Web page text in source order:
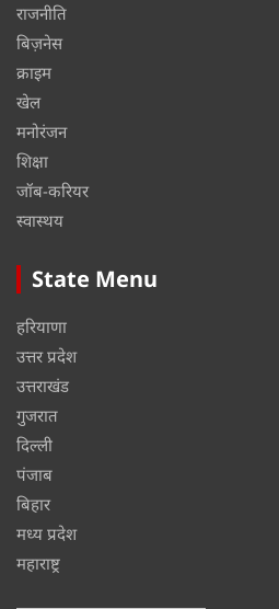
राजनीति
बिज़नेस
क्राइम
खेल
मनोरंजन
शिक्षा
जॉब-करियर
स्वास्थय
State Menu
हरियाणा
उत्तर प्रदेश
उत्तराखंड
गुजरात
दिल्ली
पंजाब
बिहार
मध्य प्रदेश
महाराष्ट्र